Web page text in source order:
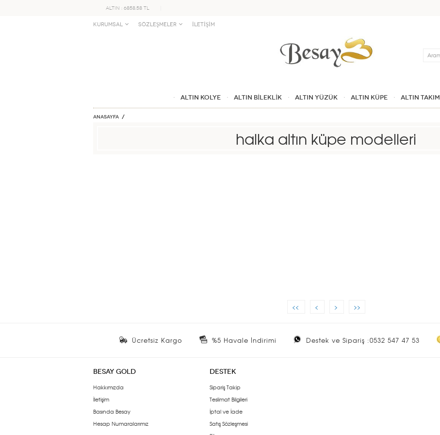
ALTIN : 6858.58 TL
KURUMSAL SÖZLEŞMELER İLETİŞİM
Ara
ALTIN KOLYE ALTIN BİLEKLİK ALTIN YÜZÜK ALTIN KÜPE ALTIN TAKIM
Anasayfa
halka altın küpe modelleri
<< < > >>
Ücretsiz Kargo %5 Havale İndirimi Destek ve Sipariş :0532 547 47 53
BESAY GOLD
Hakkımızda
İletişim
Basında Besay
Hesap Numaralarımız
DESTEK
Sipariş Takip
Teslimat Bilgileri
İptal ve İade
Satış Sözleşmesi